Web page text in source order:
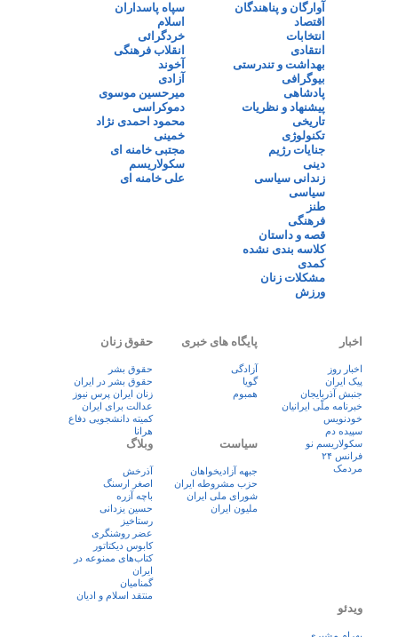
آوارگان و پناهندگان
اقتصاد
انتخابات
انتقادی
بهداشت و تندرستی
بیوگرافی
پادشاهی
پیشنهاد و نظریات
تاریخی
تکنولوژی
جنایات رژیم
دینی
زندانی سیاسی
سیاسی
طنز
فرهنگی
قصه و داستان
کلاسه بندی نشده
کمدی
مشکلات زنان
ورزش
سپاه پاسداران
اسلام
خردگرائی
انقلاب فرهنگی
آخوند
آزادی
میرحسین موسوی
دموکراسی
محمود احمدی نژاد
خمینی
مجتبی خامنه ای
سکولاریسم
علی خامنه ای
اخبار
اخبار روز
پيک ايران
جنبش آذربایجان
خبرنامه ملّی ایرانیان
خودنویس
سپیده دم
سکولاریسم نو
فرانس ۲۴
مردمک
پایگاه های خبری
آزادگی
گویا
همبوم
حقوق زنان
حقوق بشر
حقوق بشر در ایران
زنان ايران پرس نيوز
عدالت برای ایران
کمیته دانشجویی دفاع
هرانا
سیاست
جبهه آزادیخواهان
حزب مشروطه ایران
شورای ملی ایران
ملیون ایران
وبلاگ
آذرخش
اصغر ارسنگ
باچه آزره
حسین یزدانی
رستاخیز
عضر روشنگری
کابوس دیکتاتور
کتاب‌های ممنوعه در
ایران
گمنامیان
منتقد اسلام و ادیان
ویدئو